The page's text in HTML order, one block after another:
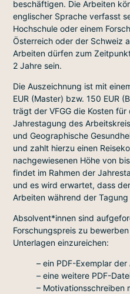
beschäftigen. Die Arbeiten
englischer Sprache verfasst
Hochschule oder einem
Österreich oder der Schweiz
Arbeiten dürfen zum
2 Jahre sein.
Die Auszeichnung ist mit
EUR (Master) bzw. 150 EUR
trägt der VFGG die Kosten für
Jahrestagung des
und Geographische
und zahlt hierzu einen
nachgewiesenen Höhe von
findet im Rahmen der
und es wird erwartet, dass
Arbeiten während der
Absolvent*innen sind
Forschungspreis zu
Unterlagen einzureichen:
– ein PDF-Exemplar der
– eine weitere PDF-
– Motivationsschreiben